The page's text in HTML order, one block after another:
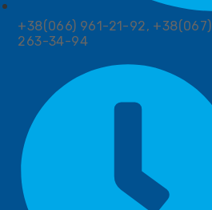
+38(066) 961-21-92, +38(067)
263-34-94